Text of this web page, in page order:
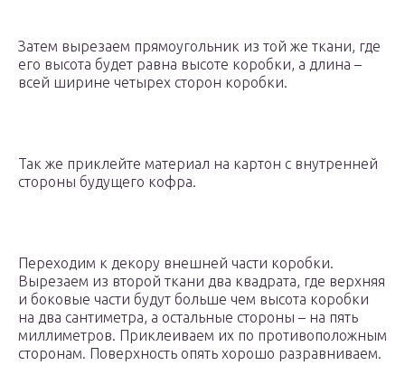
Затем вырезаем прямоугольник из той же ткани, где
его высота будет равна высоте коробки, а длина –
всей ширине четырех сторон коробки.
Так же приклейте материал на картон с внутренней
стороны будущего кофра.
Переходим к декору внешней части коробки.
Вырезаем из второй ткани два квадрата, где верхняя
и боковые части будут больше чем высота коробки
на два сантиметра, а остальные стороны – на пять
миллиметров. Приклеиваем их по противоположным
сторонам. Поверхность опять хорошо разравниваем.